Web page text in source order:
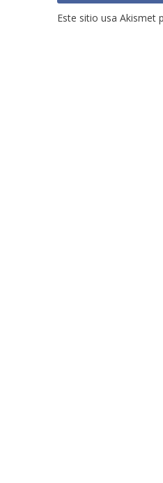
Este sitio usa Akismet